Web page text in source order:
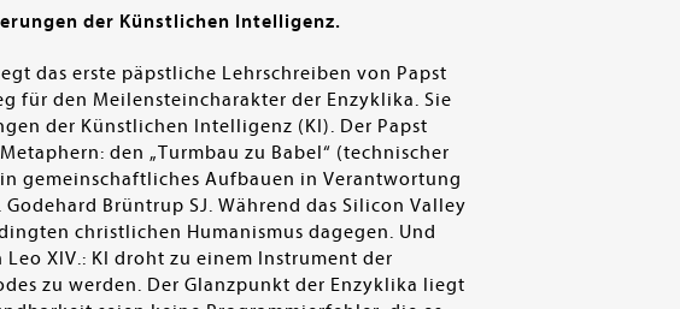
der Künstlichen Intelligenz.
das erste päpstliche Lehrschreiben von Papst
für den Meilensteincharakter der Enzyklika. Sie
der Künstlichen Intelligenz (KI). Der Papst
den „Turmbau zu Babel“ (technischer
gemeinschaftliches Aufbauen in Verantwortung
Brüntrup SJ. Während das Silicon Valley
christlichen Humanismus dagegen. Und
XIV.: KI droht zu einem Instrument der
zu werden. Der Glanzpunkt der Enzyklika liegt